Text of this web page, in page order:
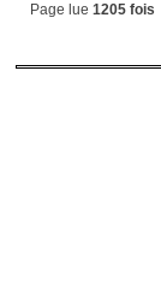
Page lue 1205 fois